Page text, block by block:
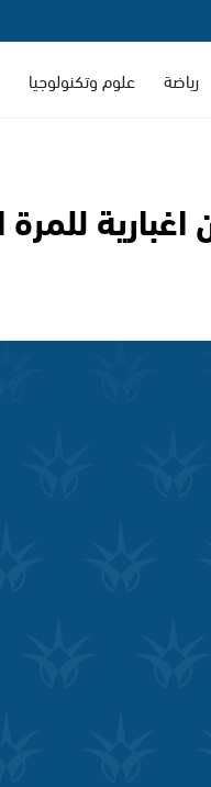
رياضة علوم وتكنولوجيا